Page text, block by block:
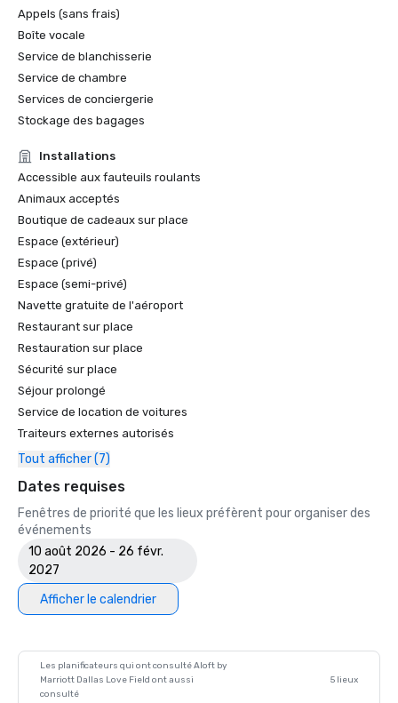
Appels (sans frais)
Boîte vocale
Service de blanchisserie
Service de chambre
Services de conciergerie
Stockage des bagages
Installations
Accessible aux fauteuils roulants
Animaux acceptés
Boutique de cadeaux sur place
Espace (extérieur)
Espace (privé)
Espace (semi-privé)
Navette gratuite de l'aéroport
Restaurant sur place
Restauration sur place
Sécurité sur place
Séjour prolongé
Service de location de voitures
Traiteurs externes autorisés
Tout afficher (7)
Dates requises
Fenêtres de priorité que les lieux préfèrent pour organiser des
événements
10 août 2026 - 26 févr.
2027
Afficher le calendrier
Les planificateurs qui ont consulté Aloft by
Marriott Dallas Love Field ont aussi
consulté
5 lieux